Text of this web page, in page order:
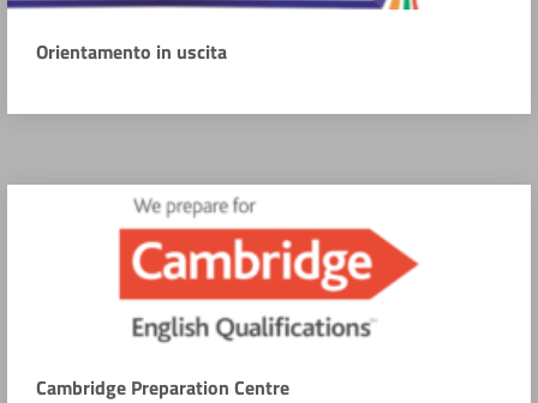
Orientamento in uscita
Cambridge Preparation Centre